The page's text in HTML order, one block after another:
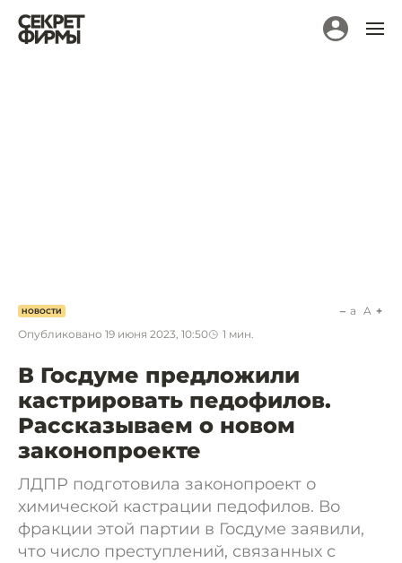
НОВОСТИ
Опубликовано 19 июня 2023, 10:50 1 мин.
a A
В Госдуме предложили
кастрировать педофилов.
Рассказываем о новом
законопроекте
ЛДПР подготовила законопроект о
химической кастрации педофилов. Во
фракции этой партии в Госдуме заявили,
что число преступлений, связанных с